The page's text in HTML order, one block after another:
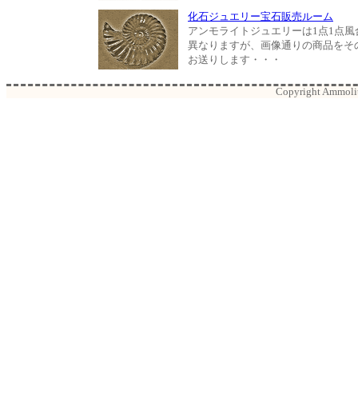
化石ジュエリー宝石販売ルーム
アンモライトジュエリーは1点1点風
異なりますが、画像通りの商品をそ
お送りします・・・
Copyright